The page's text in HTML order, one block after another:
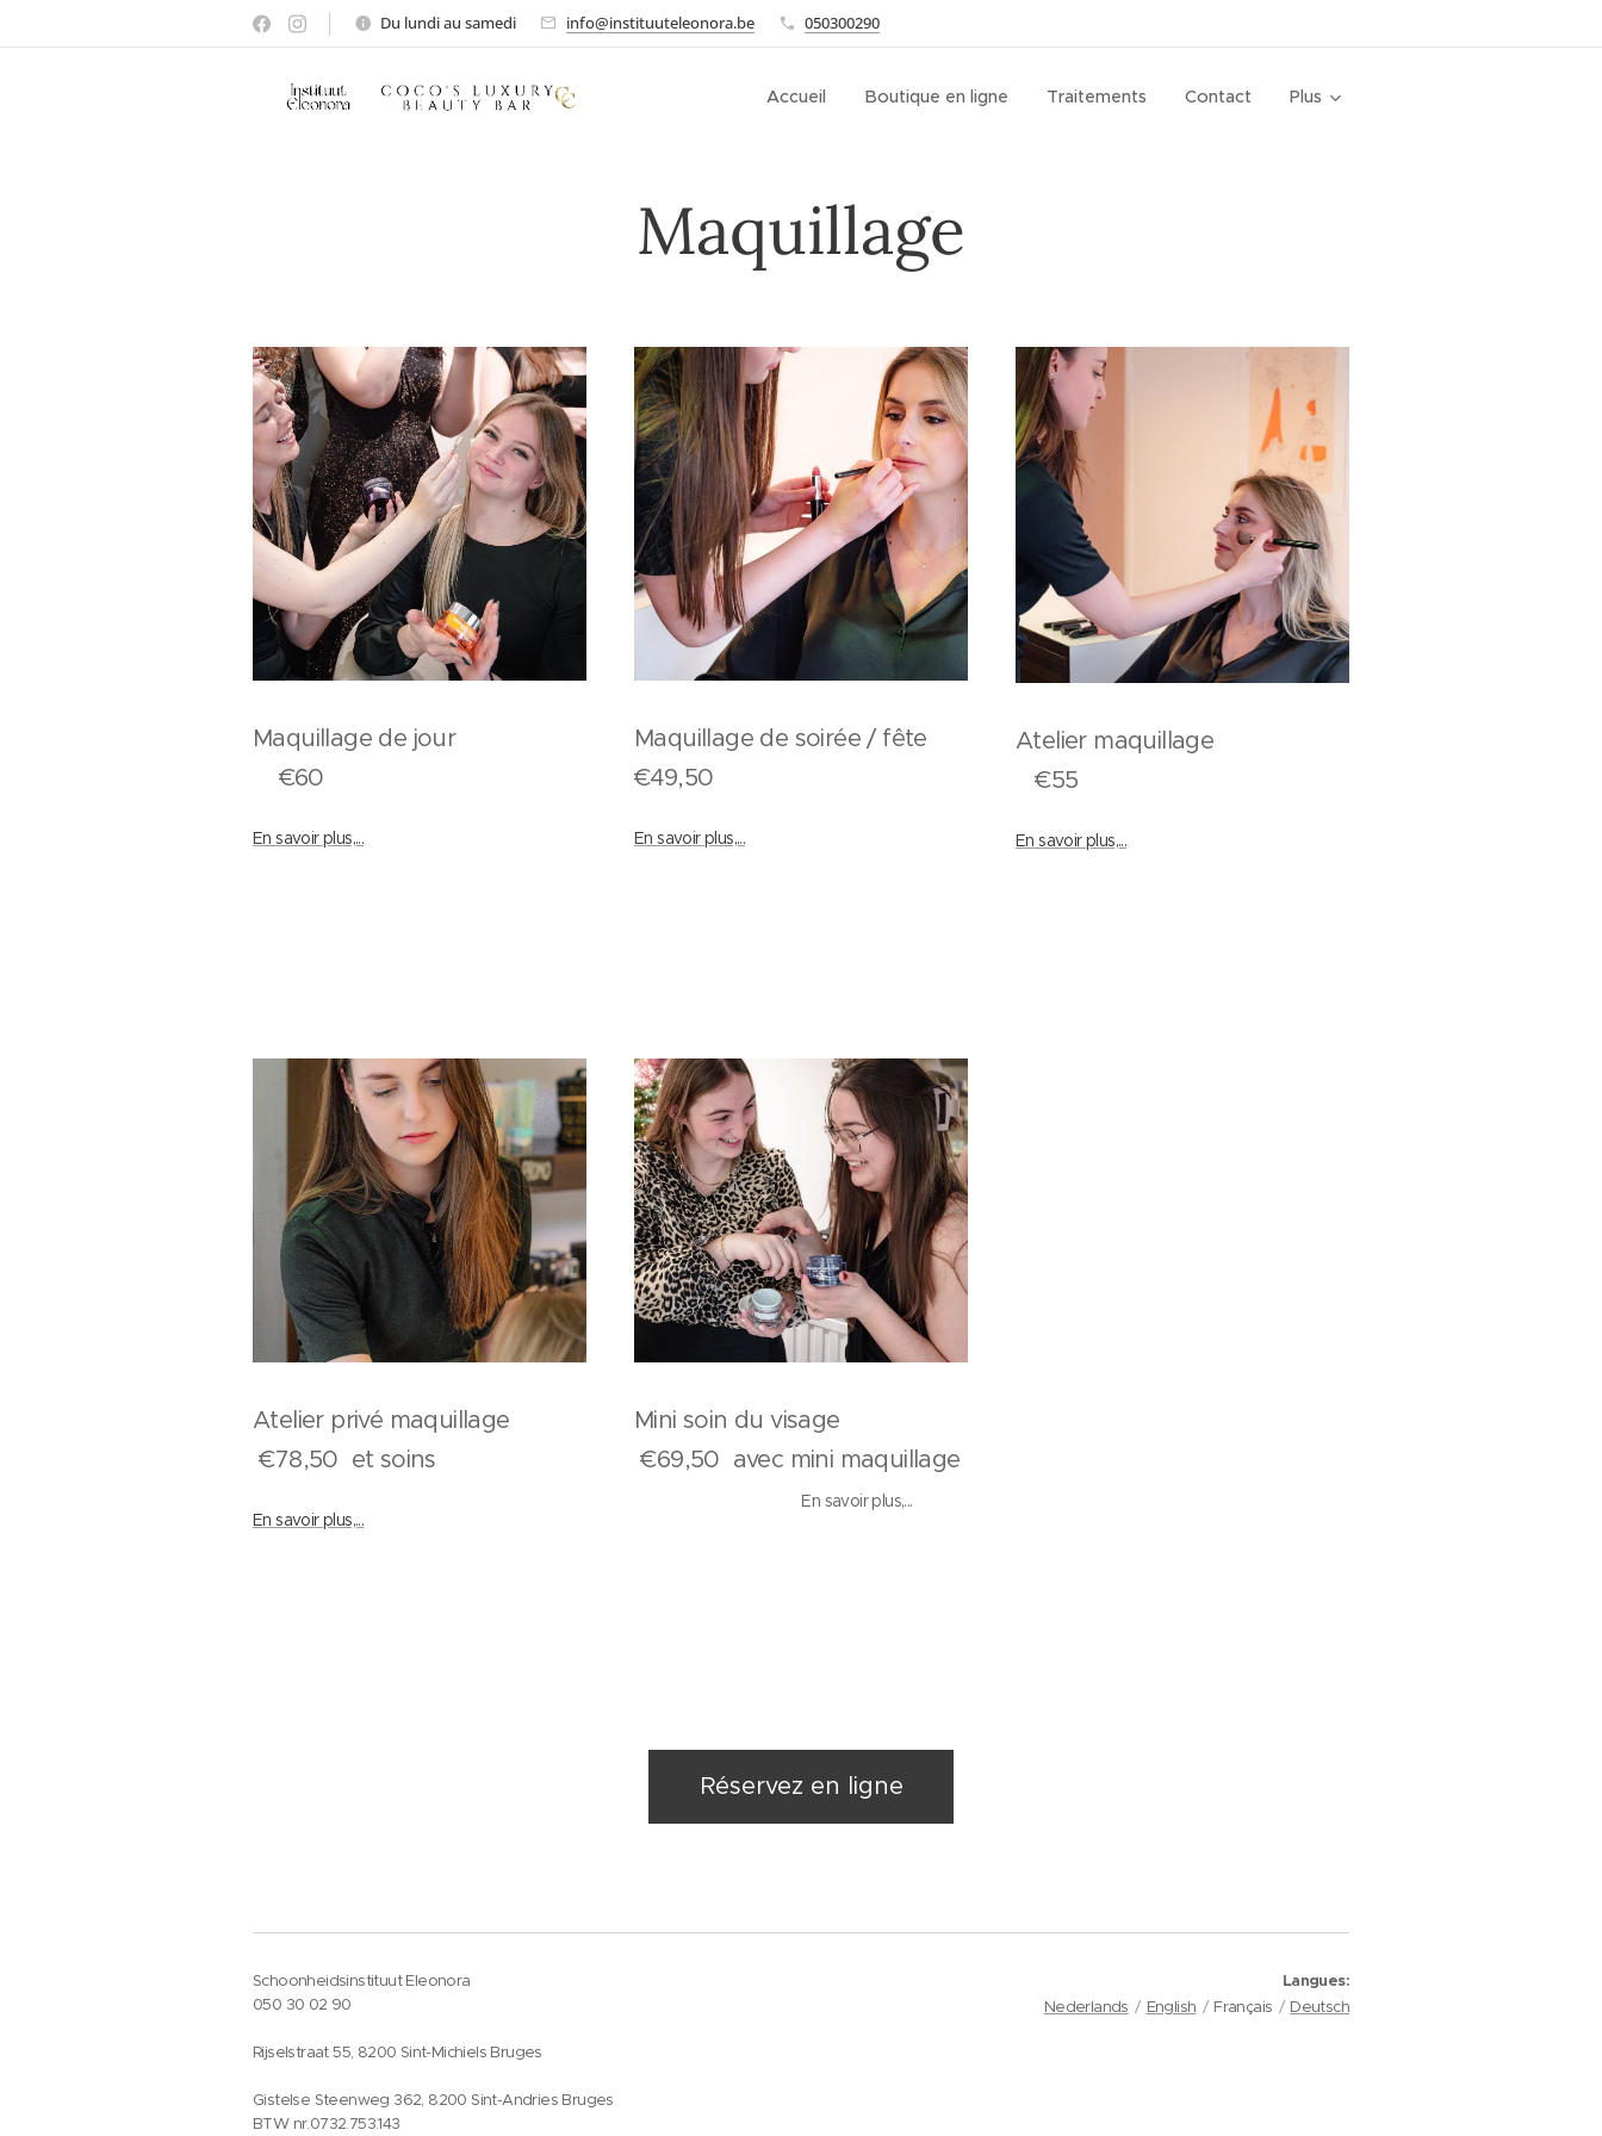
Du lundi au samedi info@instituuteleonora.be 050300290
Accueil Boutique en ligne Traitements Contact Plus
Maquillage
Maquillage de jour
€60
En savoir plus,...
Maquillage de soirée / fête
€49,50
En savoir plus,...
Atelier maquillage
€55
En savoir plus,...
Atelier privé maquillage
€78,50 et soins
En savoir plus,...
Mini soin du visage
€69,50 avec mini maquillage
En savoir plus,...
Réservez en ligne
Schoonheidsinstituut Eleonora
050 30 02 90
Rijselstraat 55, 8200 Sint-Michiels Bruges
Gistelse Steenweg 362, 8200 Sint-Andries Bruges
BTW nr.0732.753.143
Langues
Nederlands
English Français Deutsch